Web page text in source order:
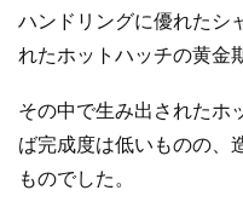
ハンドリングに優れたシ
れたホットハッチの黄金
その中で生み出されたホ
ば完成度は低いものの、
ものでした。